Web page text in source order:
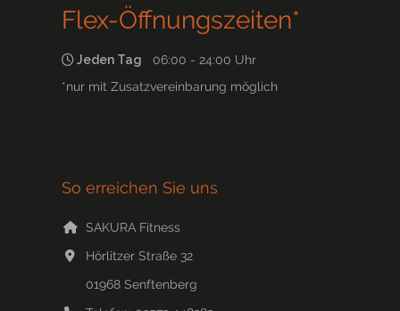
Flex-Öffnungszeiten*
Jeden Tag 06:00 - 24:00 Uhr
*nur mit Zusatzvereinbarung möglich
So erreichen Sie uns
SAKURA Fitness
Hörlitzer Straße 32
01968 Senftenberg